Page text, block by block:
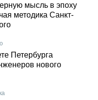
мысль в эпоху
методика Санкт-
Петербурга
нового